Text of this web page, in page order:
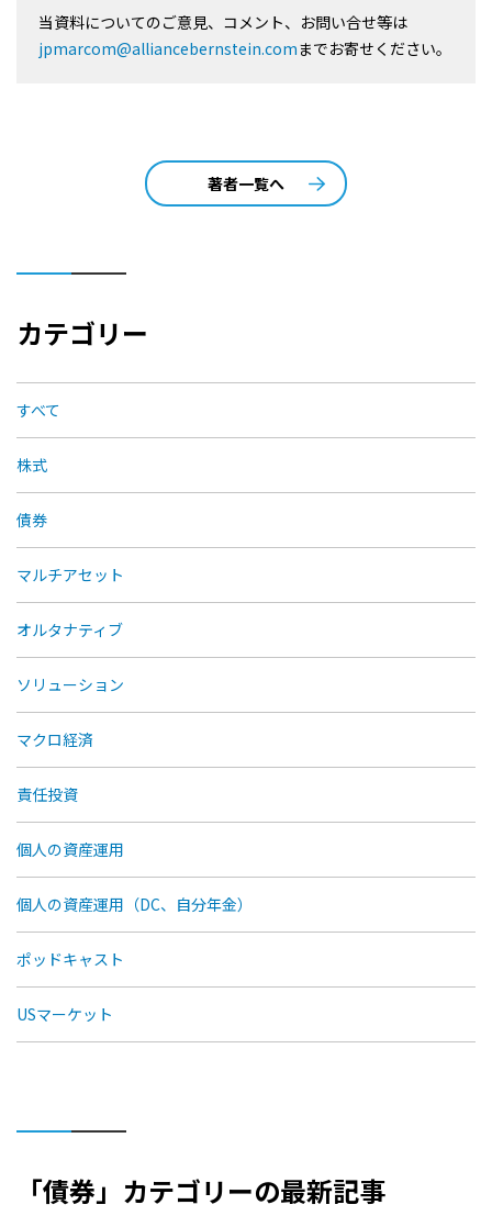
当資料についてのご意見、コメント、お問い合せ等は
jpmarcom@alliancebernstein.comまでお寄せください。
著者一覧へ
カテゴリー
すべて
株式
債券
マルチアセット
オルタナティブ
ソリューション
マクロ経済
責任投資
個人の資産運用
個人の資産運用（DC、自分年金）
ポッドキャスト
USマーケット
「債券」カテゴリーの最新記事